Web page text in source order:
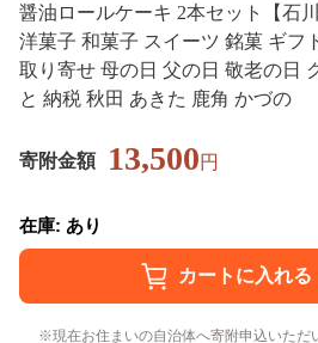
醤油ロールケーキ 2本セット【石
洋菓子 和菓子 スイーツ 銘菓 ギフ
取り寄せ 母の日 父の日 敬老の日
と 納税 秋田 あきた 鹿角 かづの
寄附金額 13,500円
在庫: あり
現在お住まいの自治体へ寄附申込いただ